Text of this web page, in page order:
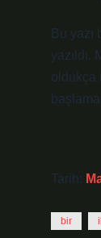
Bu
oldukça
Tarih:
bir il